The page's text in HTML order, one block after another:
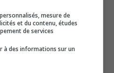
mesure de
et du contenu, études
de services
à des informations sur un